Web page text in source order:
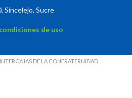
Sincelejo, Sucre
de uso
DE LA CONFRATERNIDAD